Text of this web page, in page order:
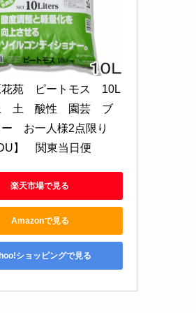
苑　ピートモス　10L
土　酸性　園芸　ブ
　お一人様2点限り
】　関東当日便
楽天市場で見る
Amazonで見る
ショッピングで見る